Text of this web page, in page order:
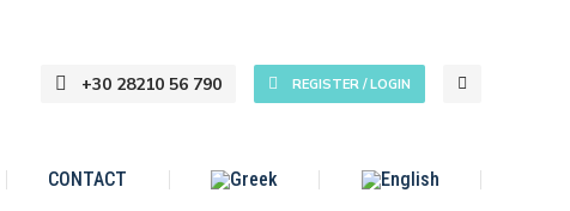
+30 28210 56 790 REGISTER / LOGIN
CONTACT